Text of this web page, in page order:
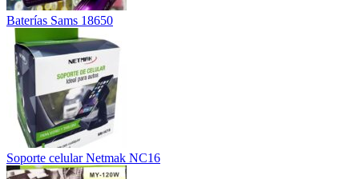
Baterías Sams 18650
Soporte celular Netmak NC16